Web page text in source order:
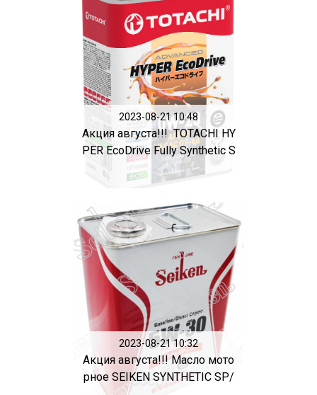
2023-08-21 10:48
Акция августа!!! TOTACHI HY
PER EcoDrive Fully Synthetic S
P...
2023-08-21 10:32
Акция августа!!! Масло мото
рное SEIKEN SYNTHETIC SP/